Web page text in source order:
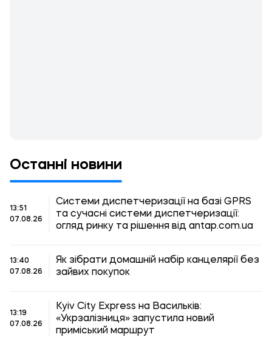
Останні новини
13:51
07.08.26
Системи диспетчеризації на базі GPRS
та сучасні системи диспетчеризації:
огляд ринку та рішення від antap.com.ua
13:40
07.08.26
Як зібрати домашній набір канцелярії без
зайвих покупок
13:19
07.08.26
Kyiv City Express на Васильків:
«Укрзалізниця» запустила новий
приміський маршрут